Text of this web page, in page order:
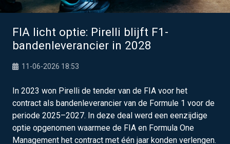
FIA licht optie: Pirelli blijft F1-
bandenleverancier in 2028
11-06-2026 18:53
In 2023 won Pirelli de tender van de FIA voor het
contract als bandenleverancier van de Formule 1 voor de
periode 2025–2027. In deze deal werd een eenzijdige
optie opgenomen waarmee de FIA en Formula One
Management het contract met één jaar konden verlengen.